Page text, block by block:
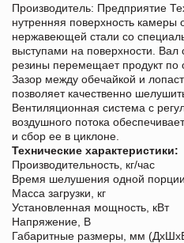
Производитель: Предприятие
нутренняя поверхность камеры
нержавеющей стали со
выступами на поверхности.
резины перемещает продукт по
Зазор между обечайкой и
позволяет качественно
Вентиляционная система с
воздушного потока
и сбор ее в циклоне.
Технические характеристики:
Производительность, кг/час
Время шелушения одной
Масса загрузки, кг
Установленная мощность, кВт
Напряжение, В
Габаритные размеры, мм